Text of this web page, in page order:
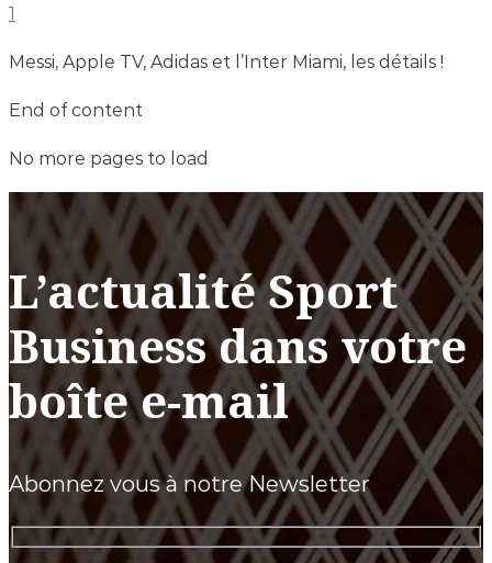
1
Messi, Apple TV, Adidas et l’Inter Miami, les détails !
End of content
No more pages to load
L’actualité Sport
Business dans votre
boîte e-mail
Abonnez vous à notre Newsletter